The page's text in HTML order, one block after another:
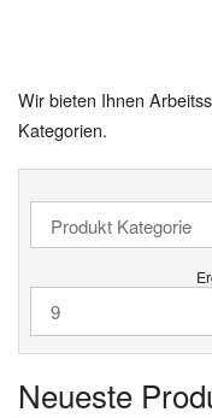
Wir bieten Ihnen
Kategorien.
Neueste